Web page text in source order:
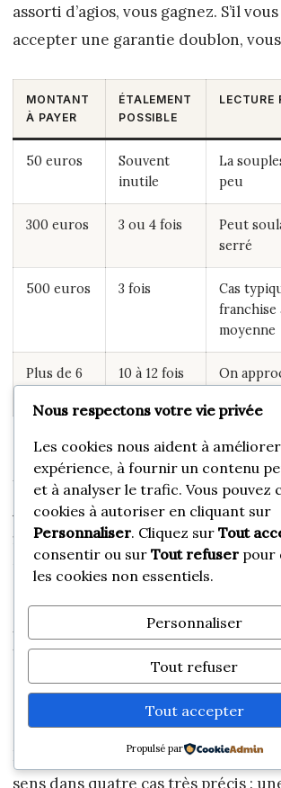
assorti d’agios, vous gagnez. S’il
accepter une garantie doublon,
MONTANT
À PAYER
ÉTALEMENT
POSSIBLE
LECTURE
50 euros
Souvent
inutile
La
peu
300 euros 3 ou 4 fois
Peut
serré
500 euros 3 fois
Cas
franchise
moyenne
Plus de 6
10 à 12 fois
On
Ce tableau montre un point clé : le
fractionné a du sens sur un choc
Au-delà, il faut raisonner comme
financement, avec vision d’ensemble,
pour un simple service de caisse.
Paiement en
avec assurance : le
avant de valider
Le paiement en plusieurs fois avec
sens dans quatre cas très précis :
Nous respectons votre vie privée
Les cookies nous aident à
expérience, à fournir un contenu
et à analyser le trafic. Vous pouvez
cookies à autoriser en cliquant sur
Personnaliser. Cliquez sur Tout
consentir ou sur Tout refuserpour
les cookies non essentiels.
Personnaliser
Tout refuser
Tout accepter
Propulsé par